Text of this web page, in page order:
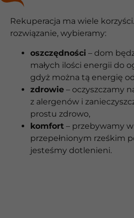
Rekuperacja ma wiele
rozwiązanie, wybieramy:
oszczędności – dom
małych ilości energii do
gdyż można tą energię
zdrowie – oczyszczamy
z alergenów i
prostu zdrowo,
komfort – przebywamy
przepełnionym rześkim
jesteśmy dotlenieni.